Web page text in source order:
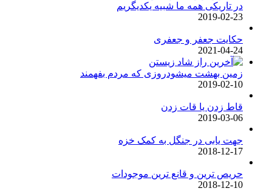
در تاریکی همه ما شبیه یکدیگریم
2019-02-23
حکایت جعفر و جعفری
2021-04-24
زمین بهشت میشودروزی که مردم بفهمند
2019-02-10
قاط زدن یا قات زدن
2019-03-06
جهت یابی در جنگل به کمک خزه
2018-12-17
حریص ترین و قانع ترین موجودات
2018-12-10